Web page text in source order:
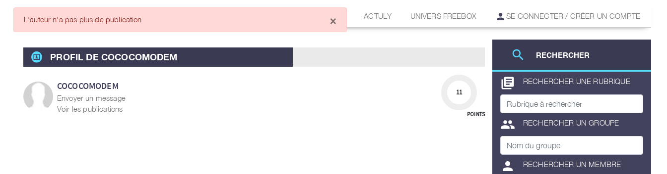
ARTICLES DES MEMBRES ACTULY UNIVERS FREEBOX SE CONNECTER / CRÉER UN COMPTE
search RECHERCHER
library_books RECHERCHER UNE RUBRIQUE
group RECHERCHER UN GROUPE
person RECHERCHER UN MEMBRE
PROFIL DE COCOCOMODEM
COCOCOMODEM
Envoyer un message
Voir les publications
11
POINTS
L'auteur n'a pas plus de publication ×